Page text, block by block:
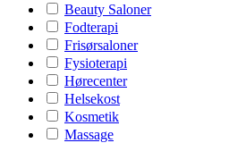
Beauty Saloner
Fodterapi
Frisørsaloner
Fysioterapi
Hørecenter
Helsekost
Kosmetik
Massage